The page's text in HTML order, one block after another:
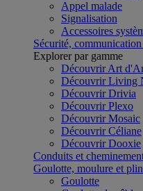
Appel malade
Signalisation
Accessoires
Sécurité, communication
Explorer par gamme
Découvrir Art
Découvrir Living
Découvrir Drivia
Découvrir Plexo
Découvrir Mosaic
Découvrir Céliane
Découvrir Dooxie
Conduits et
Goulotte, moulure et
Goulotte